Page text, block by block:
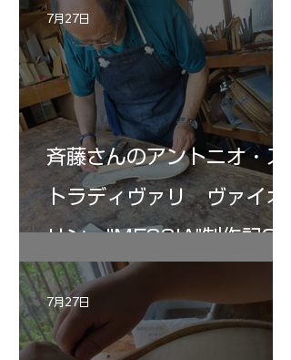
斉藤さんのアントニオ・ス
トラディヴァリ ヴァイオ
リン ”MESSIA"制作記33
7月27日
7月27日